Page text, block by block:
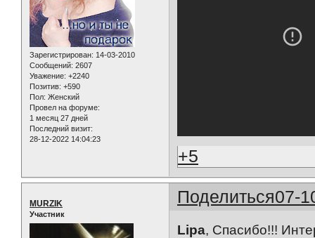
Зарегистрирован: 14-03-2010
Сообщений: 2607
Уважение: +2240
Позитив: +590
Пол: Женский
Провел на форуме:
1 месяц 27 дней
Последний визит:
28-12-2022 14:04:23
+5
Поделиться07-
MURZIK
Участник
Lipa, Спасибо!!!